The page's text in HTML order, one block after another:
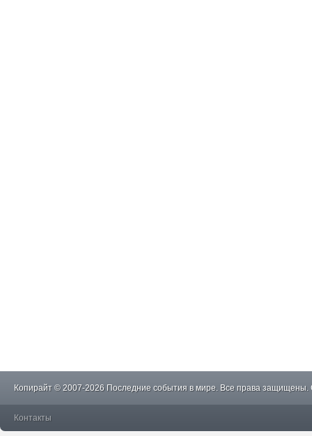
Копирайт © 2007-2026 Последние события в мире. Все права защищены.
Контакты